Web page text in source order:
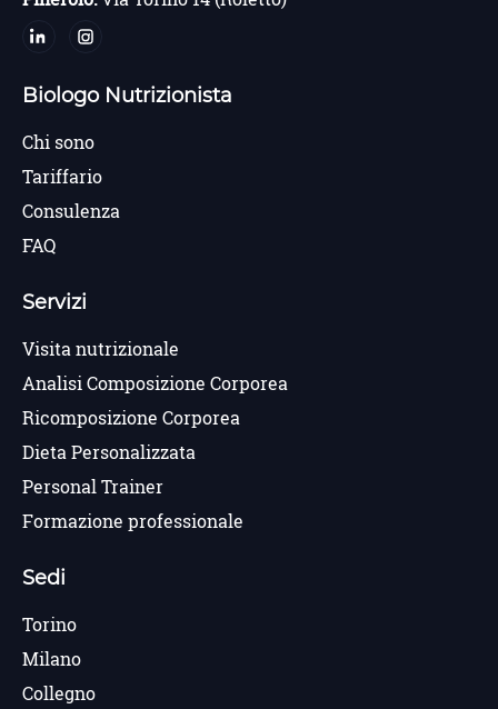
Biologo Nutrizionista
Chi sono
Tariffario
Consulenza
FAQ
Servizi
Visita nutrizionale
Analisi Composizione Corporea
Ricomposizione Corporea
Dieta Personalizzata
Personal Trainer
Formazione professionale
Sedi
Torino
Milano
Collegno